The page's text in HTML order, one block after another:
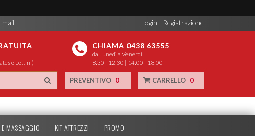
Login | Registrazione
e Lettini)
CHIAMA 0438 63555
da Lunedì a Venerdì
8:30 - 12:30 | 14:00 - 18:00
PREVENTIVO 0 CARRELLO 0
MASSAGGIO KIT ATTREZZI PROMO